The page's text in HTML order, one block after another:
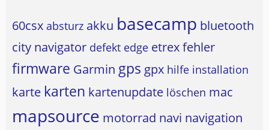
60csx absturz akku basecamp bluetooth
city navigator defekt edge etrexfehler
firmware Garmin gps gpx hilfe installation
karte karten kartenupdate löschen mac
mapsource motorrad navi navigation